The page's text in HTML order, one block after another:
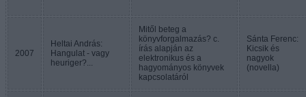
2007
Heltai András:
Hangulat - vagy
heuriger?...
Mitől beteg a
könyvforgalmazás? c.
írás alapján az
elektronikus és a
hagyományos könyvek
kapcsolatáról
Sánta Ferenc:
Kicsik és
nagyok
(novella)